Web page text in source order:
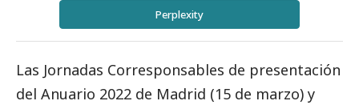
Perplexity
Las Jornadas Corresponsables de presentación
del Anuario 2022 de Madrid (15 de marzo) y